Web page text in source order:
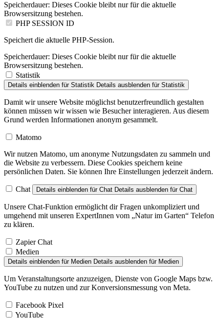
Speicherdauer: Dieses Cookie bleibt nur für die aktuelle
Browsersitzung bestehen.
PHP SESSION ID
Speichert die aktuelle PHP-Session.
Speicherdauer: Dieses Cookie bleibt nur für die aktuelle
Browsersitzung bestehen.
Statistik
Details einblenden für Statistik Details ausblenden für Statistik
Damit wir unsere Website möglichst benutzerfreundlich gestalten
können müssen wir wissen wie Besucher interagieren. Aus diesem
Grund werden Informationen anonym gesammelt.
Matomo
Wir nutzen Matomo, um anonyme Nutzungsdaten zu sammeln und
die Website zu verbessern. Diese Cookies speichern keine
persönlichen Daten. Sie können Ihre Einstellungen jederzeit ändern.
Chat Details einblenden für Chat Details ausblenden für Chat
Unsere Chat-Funktion ermöglicht dir Fragen unkompliziert und
umgehend mit unseren ExpertInnen vom „Natur im Garten“ Telefon
zu klären.
Zapier Chat
Medien
Details einblenden für Medien Details ausblenden für Medien
Um Veranstaltungsorte anzuzeigen, Dienste von Google Maps bzw.
YouTube zu nutzen und zur Konversionsmessung von Meta.
Facebook Pixel
YouTube